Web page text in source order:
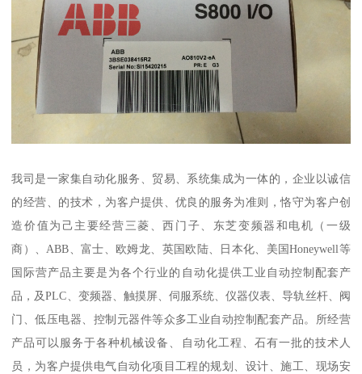
我司是一家集自动化服务、贸易、系统集成为一体的，企业以诚信
的经营、的技术，为客户提供、优良的服务为准则，恪守为客户创
造价值为己主要经营三菱、西门子、东芝变频器和电机（一级
商）、ABB、富士、欧姆龙、英国欧陆、日本化、美国Honeywell等
国际营产品主要是为各个行业的自动化提供工业自动控制配套产
品，及PLC、变频器、触摸屏、伺服系统、仪器仪表、导轨丝杆、阀
门、低压电器、控制元器件等众多工业自动控制配套产品。所经营
产品可以服务于各种机械设备、自动化工程、石有一批的技术人
员，为客户提供电气自动化项目工程的规划、设计、施工、现场安